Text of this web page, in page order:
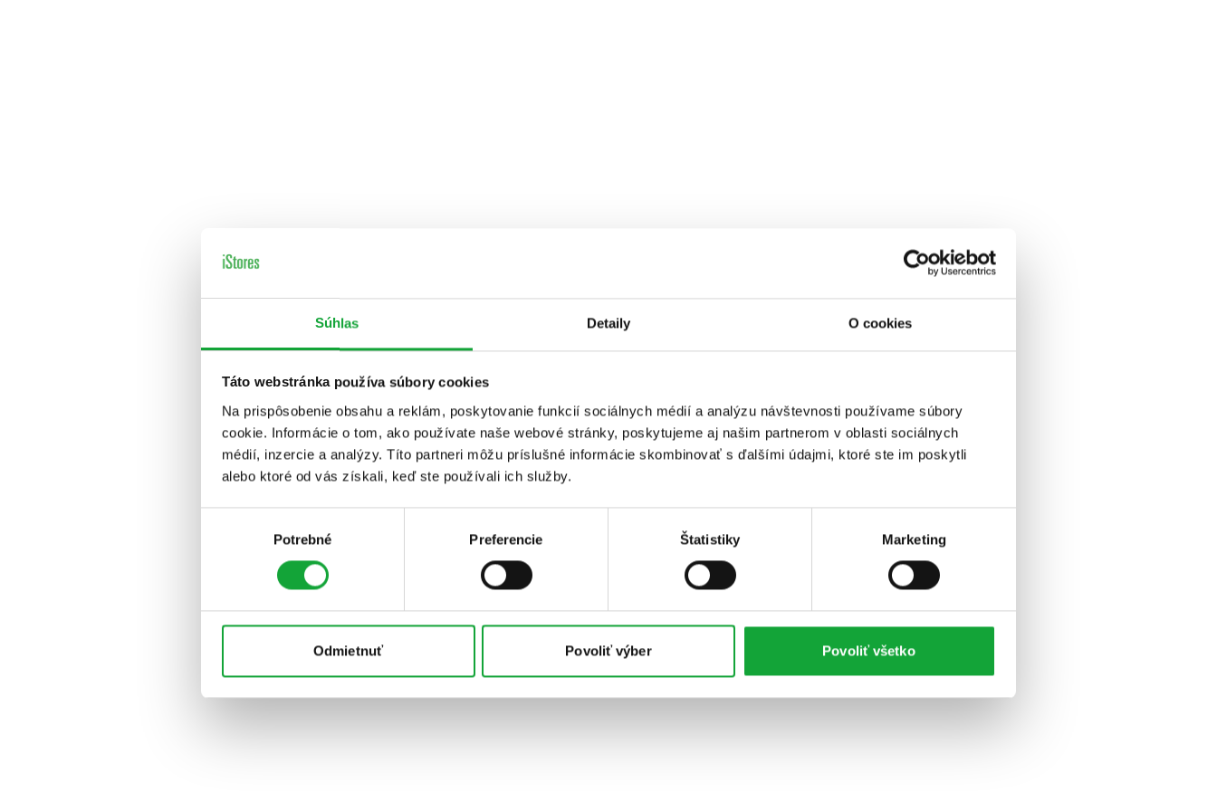
Súhlas Detaily O cookies
Táto webstránka používa súbory cookies
Na prispôsobenie obsahu a reklám, poskytovanie funkcií sociálnych médií a analýzu návštevnosti používame súbory
cookie. Informácie o tom, ako používate naše webové stránky, poskytujeme aj našim partnerom v oblasti sociálnych
médií, inzercie a analýzy. Títo partneri môžu príslušné informácie skombinovať s ďalšími údajmi, ktoré ste im poskytli
alebo ktoré od vás získali, keď ste používali ich služby.
Potrebné Preferencie Štatistiky Marketing
Odmietnuť Povoliť výber Povoliť všetko